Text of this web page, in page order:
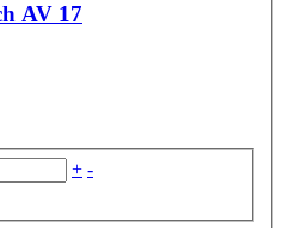
AV 17
+ -